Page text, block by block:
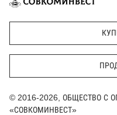
© 2016-2026, ОБЩЕСТВО С
«СОВКОМИНВЕСТ»